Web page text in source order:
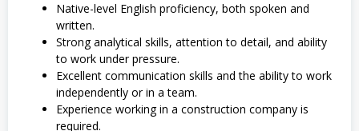
Native-level English proficiency, both spoken and
written.
Strong analytical skills, attention to detail, and ability
to work under pressure.
Excellent communication skills and the ability to work
independently or in a team.
Experience working in a construction company is
required.